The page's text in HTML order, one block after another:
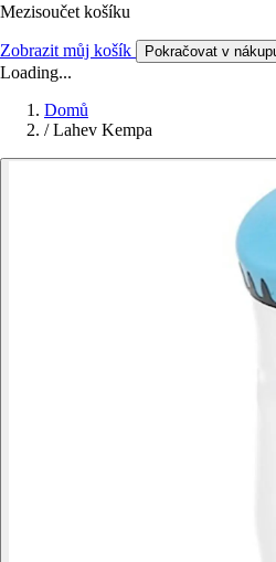
Mezisoučet košíku
Zobrazit můj košík Pokračovat v
Loading...
Domů
/ Lahev Kempa